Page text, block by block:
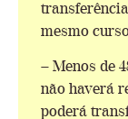
mesmo
– Menos de
não haverá
poderá